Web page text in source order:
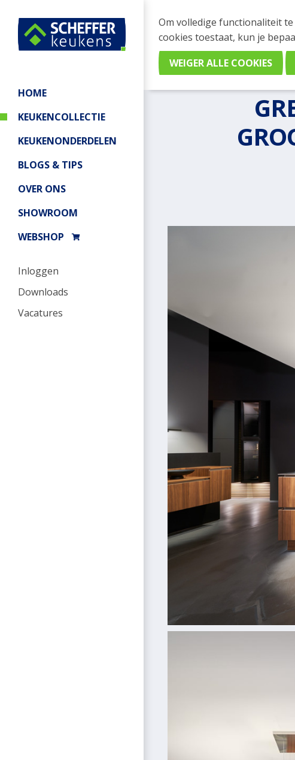
HOME
KEUKENCOLLECTIE
KEUKENONDERDELEN
BLOGS & TIPS
OVER ONS
SHOWROOM
WEBSHOP
Inloggen
Downloads
Vacatures
Home/ Keukencollectie /Greeploos/
Om volledige functionaliteit
cookies toestaat, kun je